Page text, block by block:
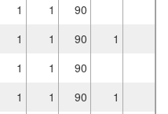
1 1
90
1 1 90
1
1 1
90
1 1 90
1